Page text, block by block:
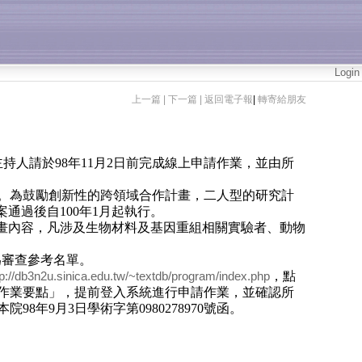
Login
上一篇 | 下一篇 | 返回電子報 轉寄給朋友
持人請於98年11 月 2 日前完成線上申請作業，並由所
為鼓勵創新性的跨領域合作計畫，二人型的研究計
通過後自100年1 月起執行。
內容，凡涉及生物材料及基因重組相關實驗者、動物
查參考名單。
db3n2u.sinica.edu.tw/~textdb/program/index.php ，點
業要點」，提前登入系統進行申請作業，並確認所
院98年9月 3日 學術字第0980278970號函。